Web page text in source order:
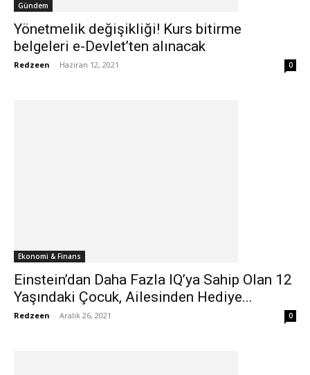
Gündem
Yönetmelik değişikliği! Kurs bitirme
belgeleri e-Devlet’ten alınacak
Redzeen - Haziran 12, 2021 0
Ekonomi & Finans
Einstein’dan Daha Fazla IQ’ya Sahip Olan 12
Yaşındaki Çocuk, Ailesinden Hediye...
Redzeen - Aralık 26, 2021 0